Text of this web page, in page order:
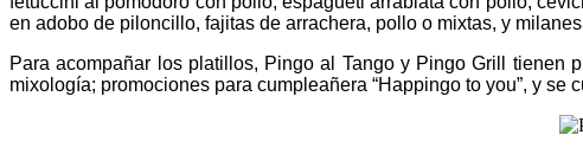
en adobo de piloncillo, fajitas de arrachera, pollo o mixtas, y
Para acompañar los platillos, Pingo al Tango y Pingo Grill tienen
mixología; promociones para cumpleañera “Happingo to you”, y se